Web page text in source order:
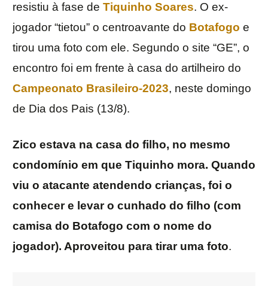
resistiu à fase de Tiquinho Soares. O ex-
jogador “tietou” o centroavante do Botafogo e
tirou uma foto com ele. Segundo o site “GE”, o
encontro foi em frente à casa do artilheiro do
Campeonato Brasileiro-2023, neste domingo
de Dia dos Pais (13/8).
Zico estava na casa do filho, no mesmo
condomínio em que Tiquinho mora. Quando
viu o atacante atendendo crianças, foi o
conhecer e levar o cunhado do filho (com
camisa do Botafogo com o nome do
jogador). Aproveitou para tirar uma foto.